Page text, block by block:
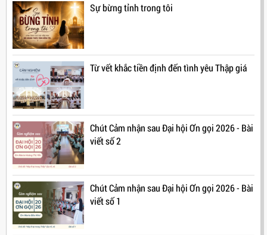
Sự bừng tỉnh trong tôi
Từ vết khắc tiền định đến tình yêu Thập giá
Chút Cảm nhận sau Đại hội Ơn gọi 2026 - Bài
viết số 2
Chút Cảm nhận sau Đại hội Ơn gọi 2026 - Bài
viết số 1